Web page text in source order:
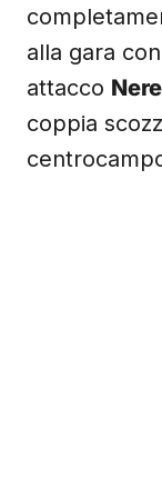
alla gara
attacco
coppia